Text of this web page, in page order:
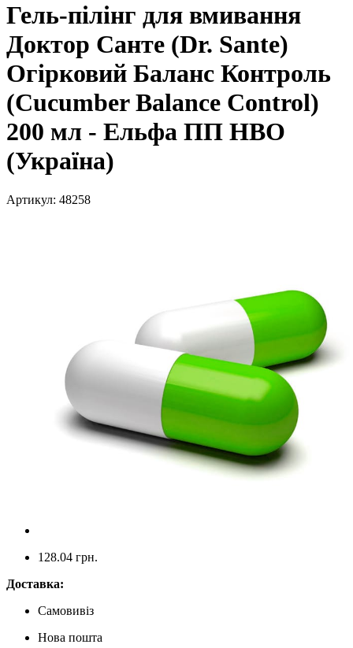
Гель-пілінг для вмивання
Доктор Санте (Dr. Sante)
Огірковий Баланс Контроль
(Cucumber Balance Control)
200 мл - Ельфа ПП НВО
(Україна)
Артикул: 48258
128.04 грн.
Доставка:
Самовивіз
Нова пошта